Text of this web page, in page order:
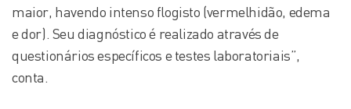
maior, havendo intenso flogisto (vermelhidão, edema
e dor). Seu diagnóstico é realizado através de
questionários específicos e testes laboratoriais”,
conta.